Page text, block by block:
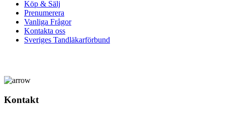
Köp & Sälj
Prenumerera
Vanliga Frågor
Kontakta oss
Sveriges Tandläkarförbund
Kontakt